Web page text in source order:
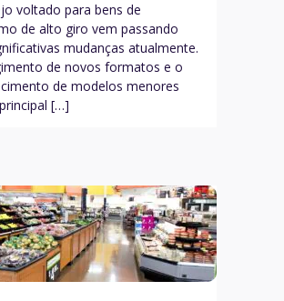
voltado para bens de
de alto giro vem passando
mudanças atualmente.
de novos formatos e o
de modelos menores
[…]